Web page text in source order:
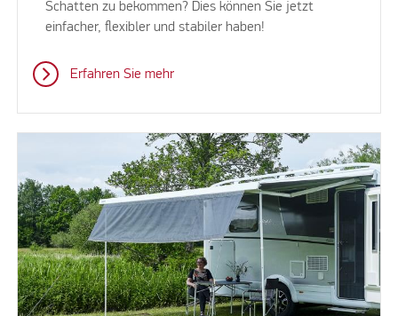
Schatten zu bekommen? Dies können Sie jetzt
einfacher, flexibler und stabiler haben!
Erfahren Sie mehr